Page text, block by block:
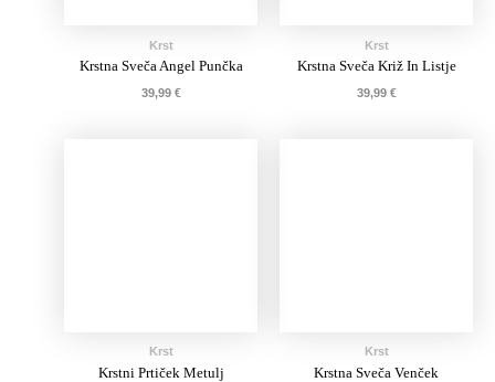
Krst
Krstna Sveča Angel Punčka
39,99 €
Krst
Krstna Sveča Križ In Listje
39,99 €
Krst
Krstni Prtiček Metulj
Krst
Krstna Sveča Venček